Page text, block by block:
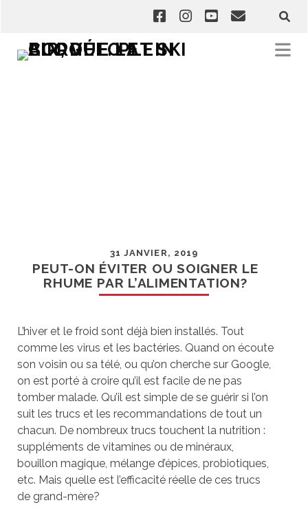
31 JANVIER, 2019
PEUT-ON ÉVITER OU SOIGNER LE
RHUME PAR L’ALIMENTATION?
L’hiver et le froid sont déjà bien installés. Tout
comme les virus et les bactéries. Quand on écoute
son voisin ou sa télé, ou qu’on cherche sur Google,
on est porté à croire qu’il est facile de ne pas
tomber malade. Qu’il est simple de se guérir si l’on
suit les trucs et les recommandations de tout un
chacun. De nombreux trucs touchent la nutrition :
suppléments de vitamines ou de minéraux,
bouillon magique, mélange d’épices, probiotiques,
etc. Mais quelle est l’efficacité réelle de ces trucs
de grand-mère?